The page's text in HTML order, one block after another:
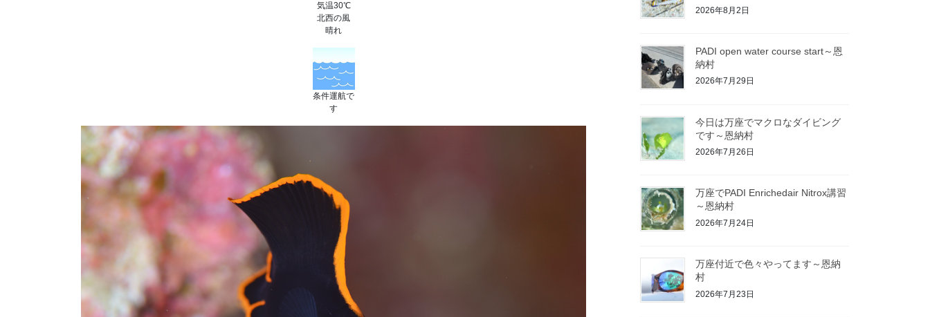
気温30℃
北西の風
晴れ
条件運航で
す
2026年8月2日
PADI open water course start～恩
納村
2026年7月29日
今日は万座でマクロなダイビング
です～恩納村
2026年7月26日
万座でPADI Enrichedair Nitrox講習
～恩納村
2026年7月24日
万座付近で色々やってます～恩納
村
2026年7月23日